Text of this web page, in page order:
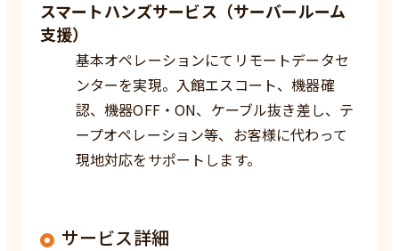
スマートハンズサービス（サーバールーム
支援）
基本オペレーションにてリモートデータセ
ンターを実現。入館エスコート、機器確
認、機器OFF・ON、ケーブル抜き差し、テ
ープオペレーション等、お客様に代わって
現地対応をサポートします。
サービス詳細